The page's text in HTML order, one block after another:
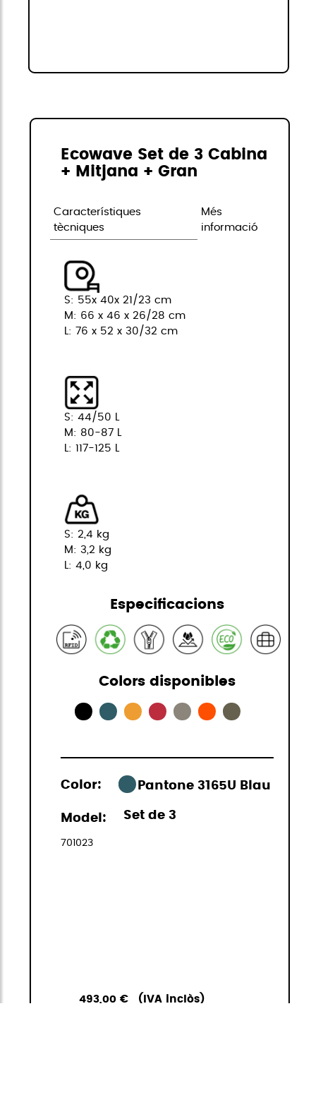
Ecowave Set de 3 Cabina
+ Mitjana + Gran
Característiques
tècniques
Més
informació
S: 55x 40x 21/23 cm
M: 66 x 46 x 26/28 cm
L: 76 x 52 x 30/32 cm
S: 44/50 L
M: 80-87 L
L: 117-125 L
S: 2,4 kg
M: 3,2 kg
L: 4,0 kg
Especificacions
Colors disponibles
Color: Pantone 3165U Blau
Model: Set de 3
701023
493,00 € (IVA inclòs)